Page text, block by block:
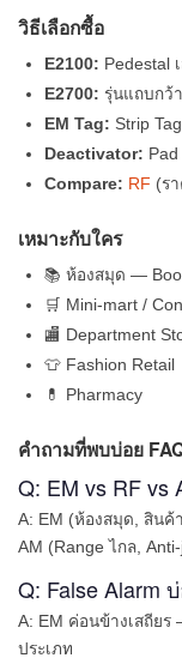
วิธีเลือกซื้อ
E2100: Pedestal
E2700: รุ่นแถบกว้
EM Tag: Strip
Deactivator:
Compare: RF (ร
เหมาะกับใคร
📚 ห้องสมุด —
🛒 Mini-mart /
🏬 Department
👕 Fashion Retail
💊 Pharmacy
คำถามที่พบบ่อย
Q: EM vs RF vs
A: EM (ห้องสมุด, สินค้
AM (Range ไกล,
Q: False Alarm
A: EM ค่อนข้างเสถียร
ประเภท